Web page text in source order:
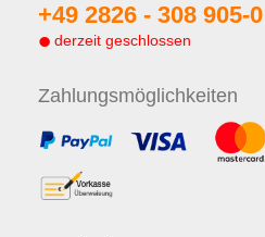
+49 2826 - 308 905-0
derzeit geschlossen
Zahlungsmöglichkeiten